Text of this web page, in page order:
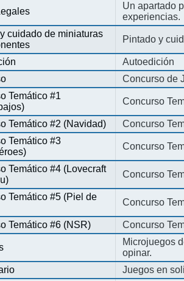
Un apartado
experiencias.
cuidado de miniaturas
Pintado y
Autoedición
Concurso de
Temático #1
Concurso
Temático #2 (Navidad)
Concurso
Temático #3
Concurso
Temático #4 (Lovecraft
Concurso
Temático #5 (Piel de
Concurso
Temático #6 (NSR) Concurso
Microjuegos
opinar.
Juegos en